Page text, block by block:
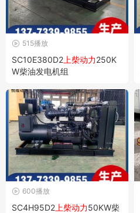
515播放
SC10E380D2 上柴动力250K
W柴油发电机组
600播放
SC4H95D2 上柴动力50KW柴